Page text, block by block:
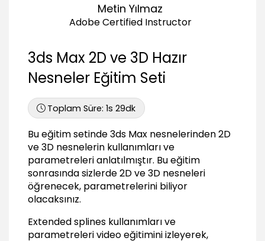
NURBS Curves kullanımları ve parametreleri
Basit 3 boyuta kaldırma extrude kullanımları ve
parametreleri
04:12
Boyutlu Nesneler
Box, Sphere, Cylindir, Torus, kullanımları ve
parametreleri
09:11
Teapot , Cone, GeoSphere kullanımları ve
parametreleri
05:01
Tube, Pyramid, Plane kullanımları ve
parametreleri
06:23
Metin Yılmaz
Adobe Certified Instructor
3ds Max 2D ve 3D Hazır
Nesneler Eğitim Seti
Toplam Süre:1s 29dk
Bu eğitim setinde 3ds Max nesnelerinden 2D
ve 3D nesnelerin kullanımları ve
parametreleri anlatılmıştır. Bu eğitim
sonrasında sizlerde 2D ve 3D nesneleri
öğrenecek, parametrelerini biliyor
olacaksınız.
Extended splines kullanımları ve
parametreleri video eğitimini izleyerek,